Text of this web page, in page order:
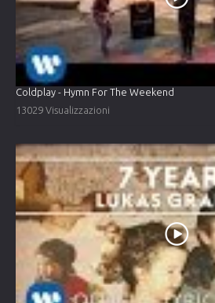
Coldplay - Hymn For The Weekend
13029 Visualizzazioni